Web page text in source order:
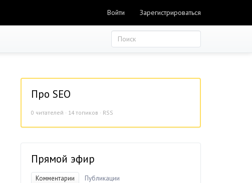
Войти Зарегистрироваться
Про SEO
0 читателей · 14 топиков · RSS
Прямой эфир
Комментарии Публикации